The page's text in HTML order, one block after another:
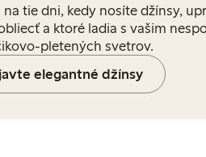
tie dni, kedy nosíte džínsy,
a ktoré ladia s vašim
pletených svetrov.
elegantné džínsy